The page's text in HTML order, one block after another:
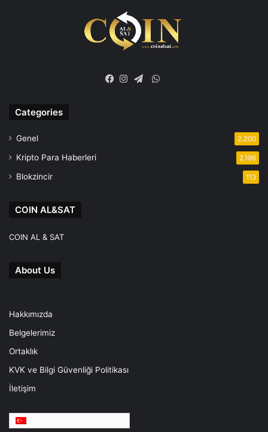
WhatsApp
Categories
Genel 2.200
Kripto Para Haberleri 2.196
Blokzincir 113
COIN AL&SAT
COIN AL & SAT
About Us
Hakkımızda
Belgelerimiz
Ortaklık
KVK ve Bilgi Güvenliği Politikası
İletişim